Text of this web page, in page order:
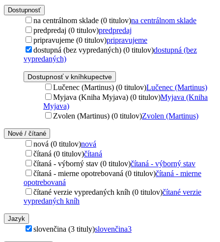
Dostupnosť
na centrálnom sklade (0 titulov)na centrálnom sklade
predpredaj (0 titulov)predpredaj
pripravujeme (0 titulov)pripravujeme
dostupná (bez vypredaných) (0 titulov)dostupná (bez
vypredaných)
Dostupnosť v kníhkupectve
Lučenec (Martinus) (0 titulov)Lučenec (Martinus)
Myjava (Kniha Myjava) (0 titulov)Myjava (Kniha
Myjava)
Zvolen (Martinus) (0 titulov)Zvolen (Martinus)
Nové / čítané
nová (0 titulov)nová
čítaná (0 titulov)čítaná
čítaná - výborný stav (0 titulov)čítaná - výborný stav
čítaná - mierne opotrebovaná (0 titulov)čítaná - mierne
opotrebovaná
čítané verzie vypredaných kníh (0 titulov)čítané verzie
vypredaných kníh
Jazyk
slovenčina (3 tituly)slovenčina3